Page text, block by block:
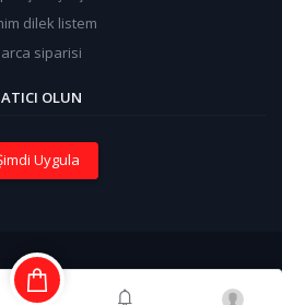
dilek listem
siparisi
OLUN
Uygula